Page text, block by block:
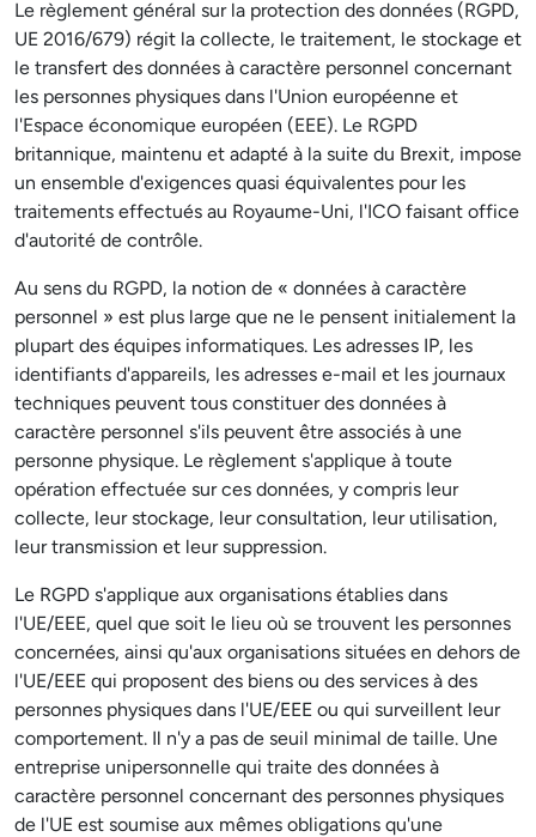
Le règlement général sur la protection des données (RGPD,
UE 2016/679) régit la collecte, le traitement, le stockage et
le transfert des données à caractère personnel concernant
les personnes physiques dans l'Union européenne et
l'Espace économique européen (EEE). Le RGPD
britannique, maintenu et adapté à la suite du Brexit, impose
un ensemble d'exigences quasi équivalentes pour les
traitements effectués au Royaume-Uni, l'ICO faisant office
d'autorité de contrôle.
Au sens du RGPD, la notion de « données à caractère
personnel » est plus large que ne le pensent initialement la
plupart des équipes informatiques. Les adresses IP, les
identifiants d'appareils, les adresses e-mail et les journaux
techniques peuvent tous constituer des données à
caractère personnel s'ils peuvent être associés à une
personne physique. Le règlement s'applique à toute
opération effectuée sur ces données, y compris leur
collecte, leur stockage, leur consultation, leur utilisation,
leur transmission et leur suppression.
Le RGPD s'applique aux organisations établies dans
l'UE/EEE, quel que soit le lieu où se trouvent les personnes
concernées, ainsi qu'aux organisations situées en dehors de
l'UE/EEE qui proposent des biens ou des services à des
personnes physiques dans l'UE/EEE ou qui surveillent leur
comportement. Il n'y a pas de seuil minimal de taille. Une
entreprise unipersonnelle qui traite des données à
caractère personnel concernant des personnes physiques
de l'UE est soumise aux mêmes obligations qu'une